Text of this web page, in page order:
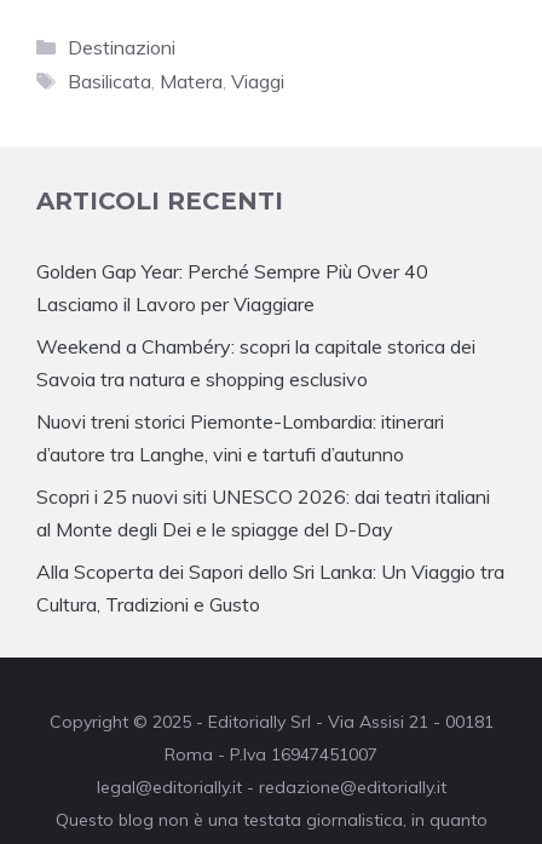
Categorie
Destinazioni
Tag
Basilicata Matera Viaggi
ARTICOLI RECENTI
Golden Gap Year: Perché Sempre Più Over 40
Lasciamo il Lavoro per Viaggiare
Weekend a Chambéry: scopri la capitale storica dei
Savoia tra natura e shopping esclusivo
Nuovi treni storici Piemonte-Lombardia: itinerari
d’autore tra Langhe, vini e tartufi d’autunno
Scopri i 25 nuovi siti UNESCO 2026: dai teatri italiani
al Monte degli Dei e le spiagge del D-Day
Alla Scoperta dei Sapori dello Sri Lanka: Un Viaggio tra
Cultura, Tradizioni e Gusto
Copyright © 2025 - Editorially Srl - Via Assisi 21 - 00181
Roma - P.Iva 16947451007
legal@editorially.it - redazione@editorially.it
Questo blog non è una testata giornalistica, in quanto